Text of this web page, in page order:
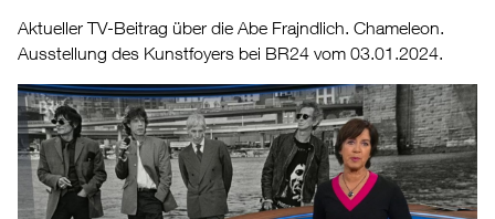
Aktueller TV-Beitrag über die Abe Frajndlich. Chameleon.
Ausstellung des Kunstfoyers bei BR24 vom 03.01.2024.